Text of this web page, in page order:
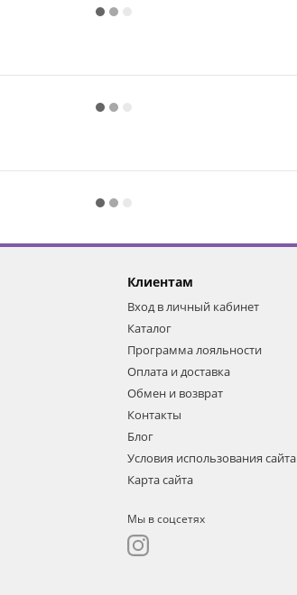
Клиентам
Вход в личный кабинет
Каталог
Программа лояльности
Оплата и доставка
Обмен и возврат
Контакты
Блог
Условия использования сайта
Карта сайта
Мы в соцсетях